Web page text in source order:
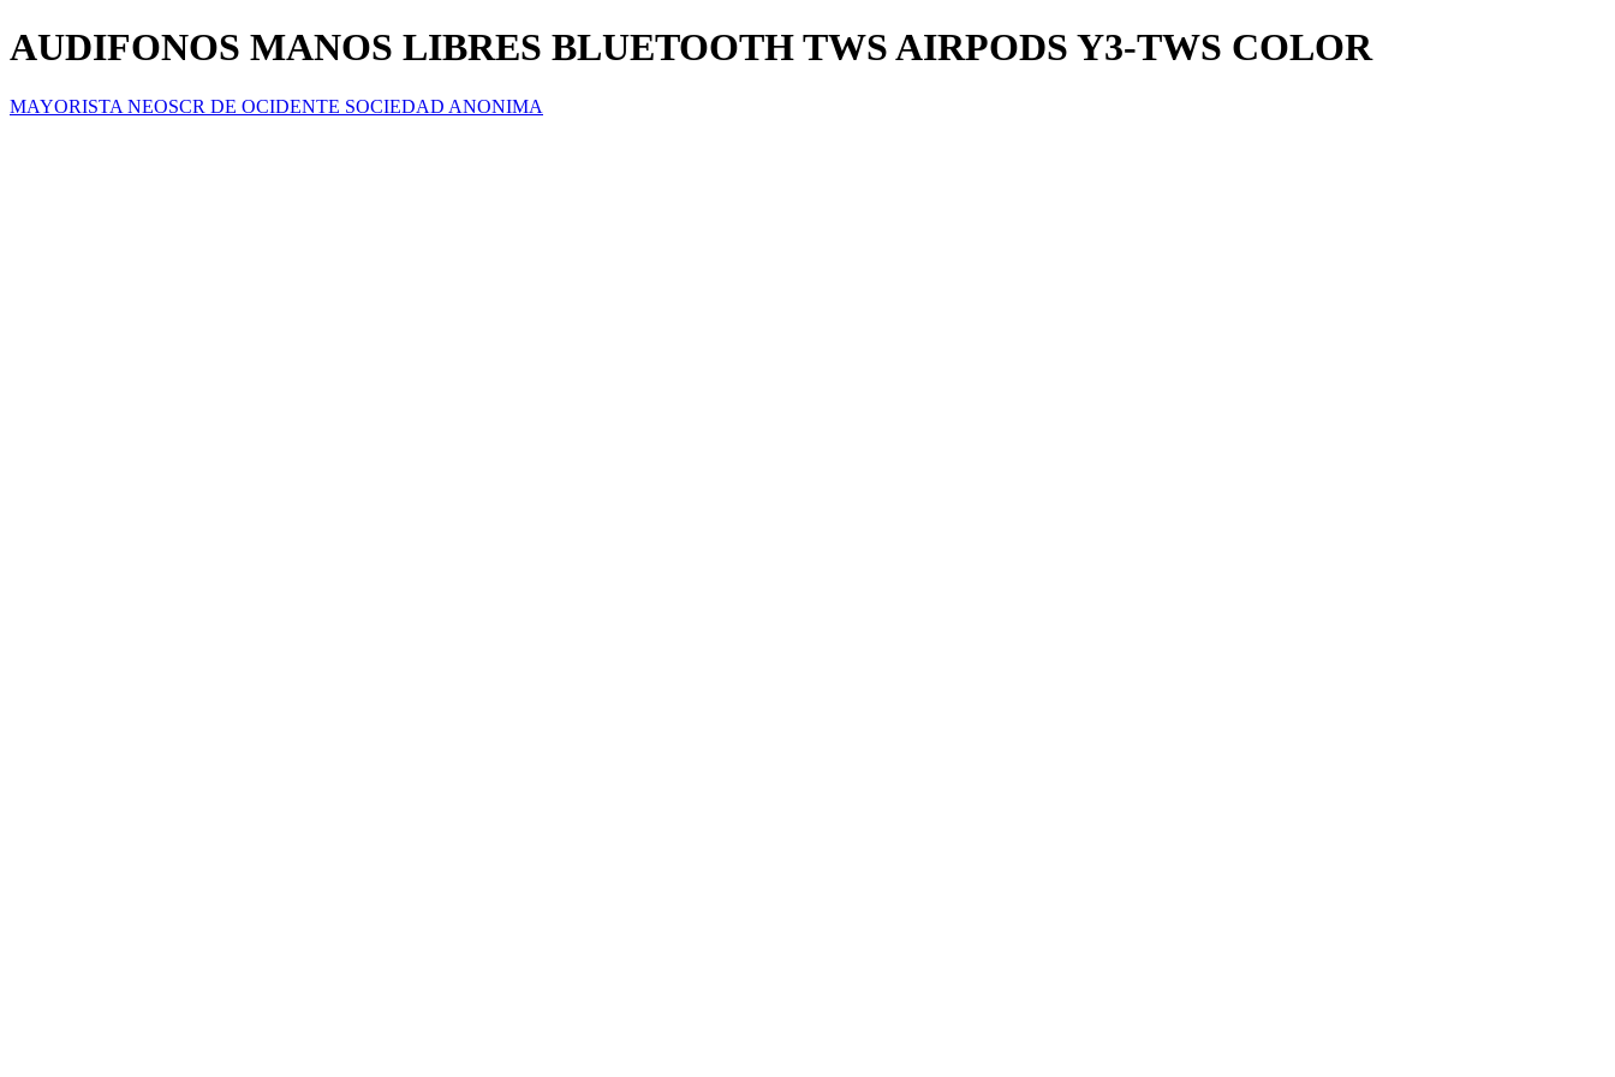
AUDIFONOS MANOS LIBRES BLUETOOTH TWS AIRPODS Y3-TWS COLOR
MAYORISTA NEOSCR DE OCIDENTE SOCIEDAD ANONIMA